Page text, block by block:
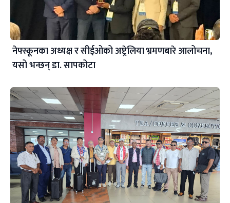
नेफ्स्कूनका अध्यक्ष र सीईओको अष्ट्रेलिया भ्रमणबारे आलोचना,
यसो भन्छन् डा‍. सापकोटा